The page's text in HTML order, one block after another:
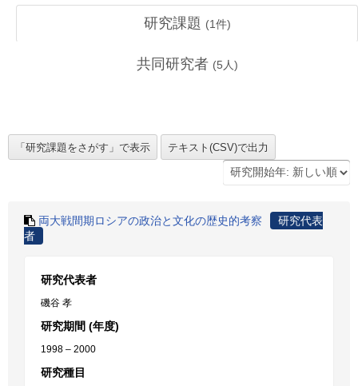
研究課題 (1件)
共同研究者 (5 人)
両大戦間期ロシアの政治と文化の歴史的考察
研究代表
者
研究代表者
磯谷 孝
研究期間 (年度)
1998 – 2000
研究種目